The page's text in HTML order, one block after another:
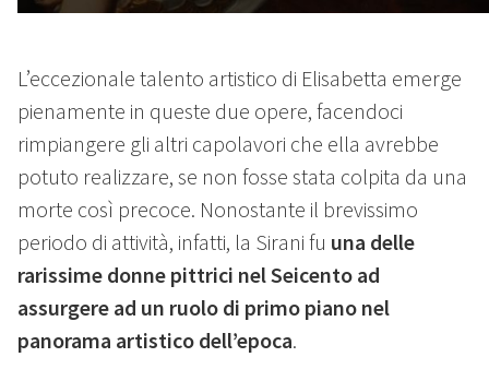
L’eccezionale talento artistico di Elisabetta emerge
pienamente in queste due opere, facendoci
rimpiangere gli altri capolavori che ella avrebbe
potuto realizzare, se non fosse stata colpita da una
morte così precoce. Nonostante il brevissimo
periodo di attività, infatti, la Sirani fu una delle
rarissime donne pittrici nel Seicento ad
assurgere ad un ruolo di primo piano nel
panorama artistico dell’epoca.